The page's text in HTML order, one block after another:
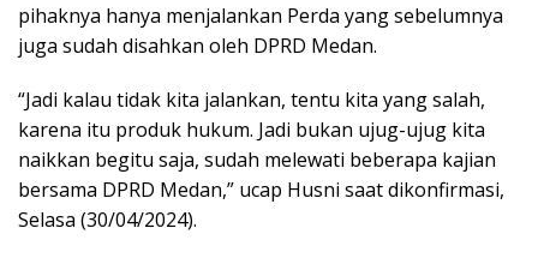
pihaknya hanya menjalankan Perda yang sebelumnya
juga sudah disahkan oleh DPRD Medan.
“Jadi kalau tidak kita jalankan, tentu kita yang salah,
karena itu produk hukum. Jadi bukan ujug-ujug kita
naikkan begitu saja, sudah melewati beberapa kajian
bersama DPRD Medan,” ucap Husni saat dikonfirmasi,
Selasa (30/04/2024).